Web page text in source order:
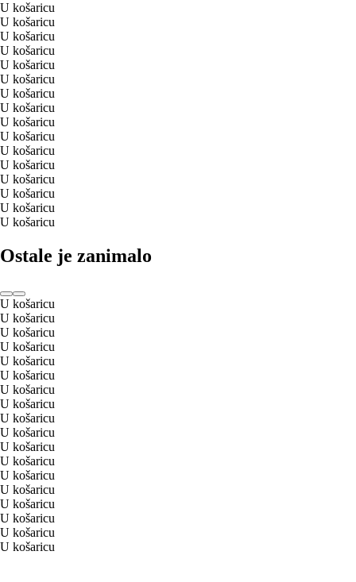
U košaricu
U košaricu
U košaricu
U košaricu
U košaricu
U košaricu
U košaricu
U košaricu
U košaricu
U košaricu
U košaricu
U košaricu
U košaricu
U košaricu
U košaricu
U košaricu
Ostale je zanimalo
U košaricu
U košaricu
U košaricu
U košaricu
U košaricu
U košaricu
U košaricu
U košaricu
U košaricu
U košaricu
U košaricu
U košaricu
U košaricu
U košaricu
U košaricu
U košaricu
U košaricu
U košaricu